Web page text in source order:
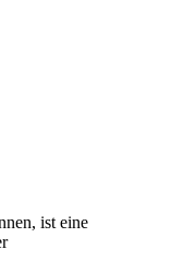
ist eine